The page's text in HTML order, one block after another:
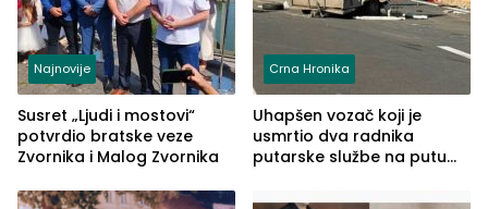
Najnovije
Susret „Ljudi i mostovi“
potvrdio bratske veze
Zvornika i Malog Zvornika
Crna Hronika
Uhapšen vozač koji je
usmrtio dva radnika
putarske službe na putu
(FOTO)